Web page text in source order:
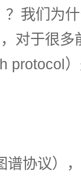
？我们为
对于很多
protocol
协议），